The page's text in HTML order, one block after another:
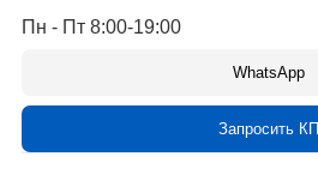
Пн - Пт 8:00-19:00
WhatsApp
Запросить КП